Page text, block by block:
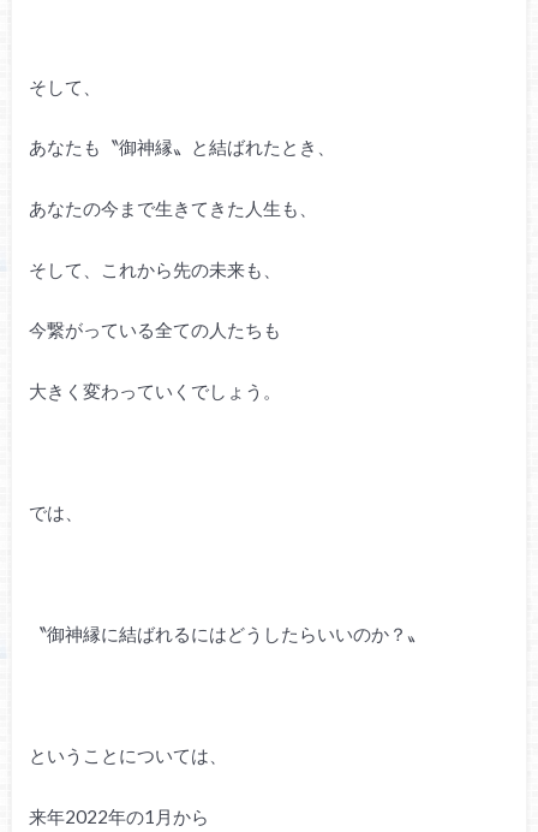
そして、
あなたも〝御神縁〟と結ばれたとき、
あなたの今まで生きてきた人生も、
そして、これから先の未来も、
今繋がっている全ての人たちも
大きく変わっていくでしょう。
では、
〝御神縁に結ばれるにはどうしたらいいのか？〟
ということについては、
来年2022年の1月から